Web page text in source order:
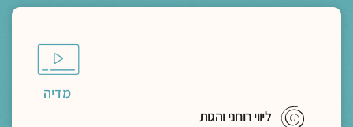
מדיה
ליווי רוחני והגות